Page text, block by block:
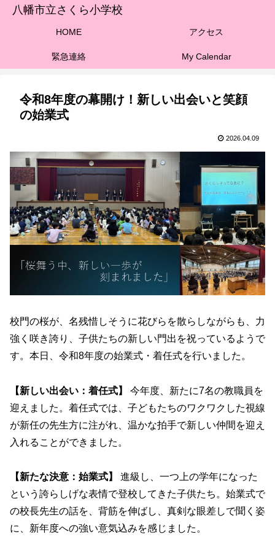
八幡市立さくら小学校
HOME アクセス
緊急連絡 My Calendar
令和8年度の幕開け！新しい出会いと笑顔
の始業式
2026.04.09
校門の桜が、名残惜しそうに花びらを散らしながらも、力
強く咲き誇り、子供たちの新しい門出を祝っているようで
す。本日、令和8年度の始業式・着任式を行いました。
【新しい出会い：着任式】
今年度、新たに7名の教職員を
迎えました。着任式では、子どもたちのワクワクした視線
が新任の先生方に注がれ、温かな拍手で新しい仲間を迎え
入れることができました。
【新たな決意：始業式】
進級し、一つ上の学年になった
という誇らしげな表情で登校してきた子供たち。始業式で
の校長先生の話を、背筋を伸ばし、真剣な眼差しで聞く姿
に、新年度への強い意気込みを感じました。